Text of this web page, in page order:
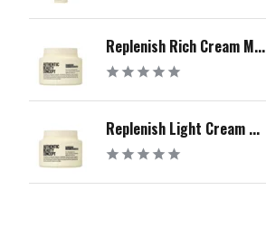
Replenish Rich Cream M...
Replenish Light Cream ...